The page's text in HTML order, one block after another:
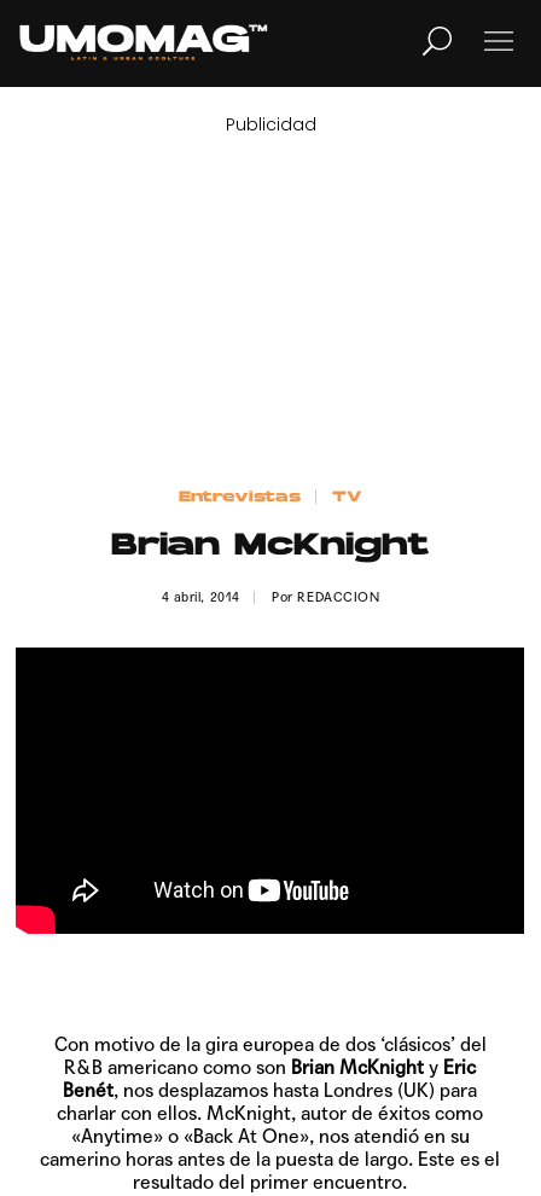
LIFESTYLE
Contacto
Publicidad
Entrevistas TV
Brian McKnight
4 abril, 2014 PorREDACCION
Con motivo de la gira europea de dos ‘clásicos’ del
R&B americano como son Brian McKnight y Eric
Benét, nos desplazamos hasta Londres (UK) para
charlar con ellos. McKnight, autor de éxitos como
«Anytime» o «Back At One», nos atendió en su
camerino horas antes de la puesta de largo. Este es el
resultado del primer encuentro.